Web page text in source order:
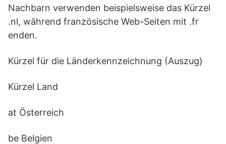
Nachbarn verwenden beispielsweise das Kürzel
.nl, während französische Web-Seiten mit .fr
enden.
Kürzel für die Länderkennzeichnung (Auszug)
Kürzel Land
at Österreich
be Belgien